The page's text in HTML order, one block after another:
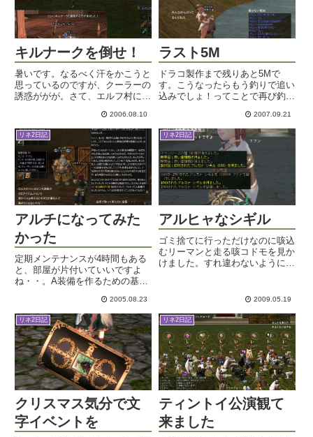
キルナークを倒せ！
暑いです。なるべく汗をかこうと
思っているのですが、クーラーの
誘惑ががが。さて、エルフ村にい
ってきました。懐かしいねえ～エ
ルフ村。ラグもなく、ゆったりし
た気分で眺めるとやっぱり綺麗な
場所だねえ。んで。ギランへ行
く...
2006.08.10
ラスト5M
ドラコ製作まで残りあと5Mで
す。こうなったらもう釣りで追い
込みでしょ！ってことで再び釣り
て来ました。カマエルアップデー
トでインベントリが多少整理され
て余裕が出るようなんですが、ま
あやっぱりカマエル分の拡張用証
は...
2007.09.21
リネ2日記
アルチになってみた
かった
定期メンテナンスが4時間もある
と、部屋が片付いていいですよ
ね・・。A装備を作るための基本
していたポポチャがやっとこさ転
職クエを受けることになります
た。名前がアルヒャシリーズでな
いのはネタが尽きたから・・げふ
げふ...
2005.08.23
リネ2日記
アルヒャなシギル
ゴミ捨てに行っただけなのに咳込
むリーマンと走る咳コドモを見か
けました。すれ違わないようにル
ぁ。引き続き引き籠もり。いいや
付けなければいけない用事もあっ
2009.05.19
リネ2日記
クリスマス気分で文
字イベントを
リネ2日記
ティントイ公演観て
来ました